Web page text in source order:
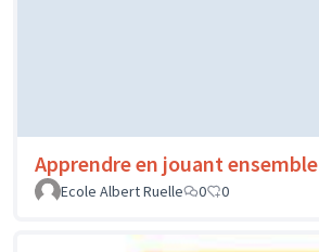
Apprendre en jouant ensemble
Ecole Albert Ruelle
0 0